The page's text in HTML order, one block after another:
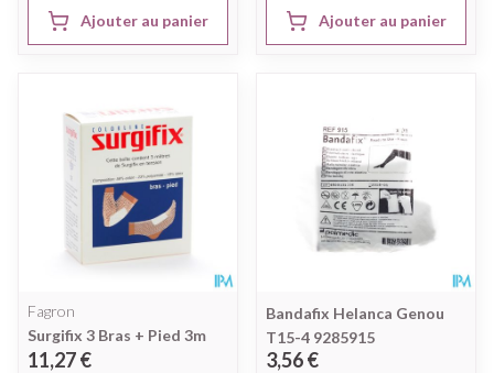
Ajouter au panier Ajouter au panier
Fagron
Surgifix 3 Bras + Pied 3m
11,27 €
Bandafix Helanca Genou
T15-4 9285915
3,56 €